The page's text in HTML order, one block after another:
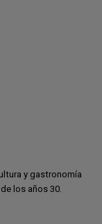
y gastronomía
los años 30.